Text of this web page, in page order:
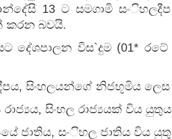
13 ට සමගාමි
කරන බවයි.
දේශපාලන විස`දුම (01*
සිංහලයන්ගේ නිජභූමිය ලෙස
රාජ්‍යය, සිංහල රාජ්‍යයක් විය
ජාතිය, සංිහල ජාතිය විය